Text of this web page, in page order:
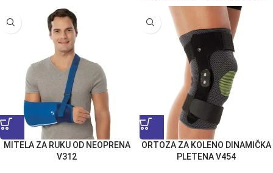
MITELA ZA RUKU OD NEOPRENA
V312
ORTOZA ZA KOLENO DINAMIČKA
PLETENA V454